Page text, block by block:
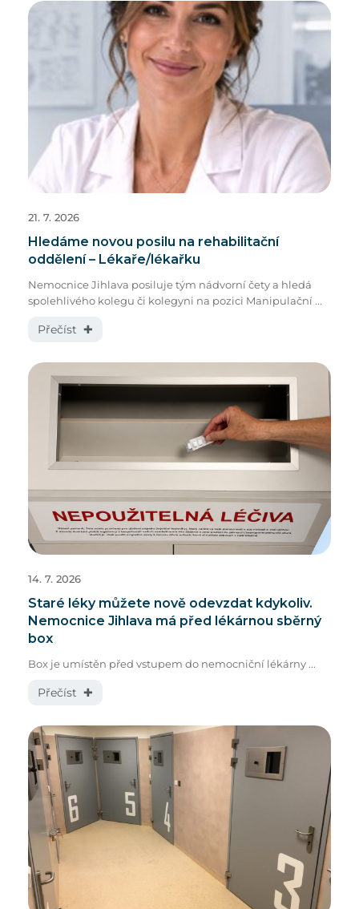
Hledáme novou posilu na rehabilitační
oddělení – Lékaře/lékařku
Nemocnice Jihlava posiluje tým nádvorní čety a hledá
spolehlivého kolegu či kolegyni na pozici Manipulační ...
Přečíst ✚
21. 7. 2026
Staré léky můžete nově odevzdat kdykoliv.
Nemocnice Jihlava má před lékárnou sběrný
box
Box je umístěn před vstupem do nemocniční lékárny ...
Přečíst ✚
14. 7. 2026